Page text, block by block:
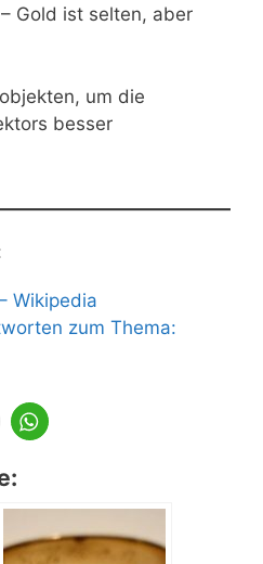
Gold ist selten, aber
um die
besser
Wikipedia
zum Thema: